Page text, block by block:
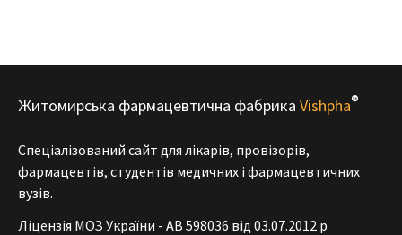
Житомирська фармацевтична фабрика Vishpha®
Спеціалізований сайт для лікарів, провізорів,
фармацевтів, студентів медичних і фармацевтичних
вузів.
Ліцензія МОЗ України - АВ 598036 від 03.07.2012 р